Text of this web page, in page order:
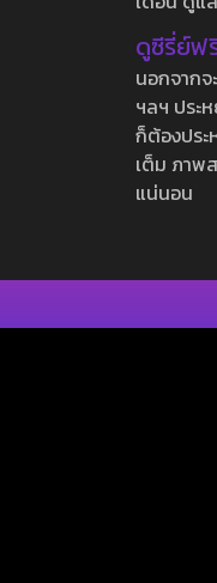
ดูซีรี่ย์ฟ
นอกจาก
ฯลฯ ประ
ก็ต้องปร
เต็ม ภาพ
แน่นอน